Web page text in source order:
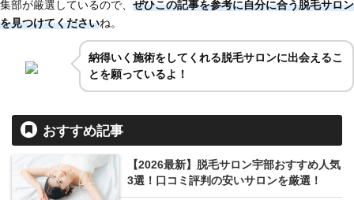
集部が厳選しているので、 ぜひこの記事を参考に自分に合う脱毛サロン
を見つけてくださいね。
納得いく施術をしてくれる脱毛サロンに出会えるこ
とを願っているよ！
おすすめ記事
【2026最新】脱毛サロン宇部おすすめ人気
3選！口コミ評判の安いサロンを厳選！